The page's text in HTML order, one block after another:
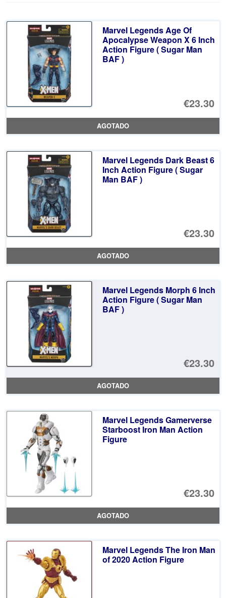
Marvel Legends Age Of
Apocalypse Weapon X 6 Inch
Action Figure ( Sugar Man
BAF )
€23.30
AGOTADO
Marvel Legends Dark Beast 6
Inch Action Figure ( Sugar
Man BAF )
€23.30
AGOTADO
Marvel Legends Morph 6 Inch
Action Figure ( Sugar Man
BAF )
€23.30
AGOTADO
Marvel Legends Gamerverse
Starboost Iron Man Action
Figure
€23.30
AGOTADO
Marvel Legends The Iron Man
of 2020 Action Figure